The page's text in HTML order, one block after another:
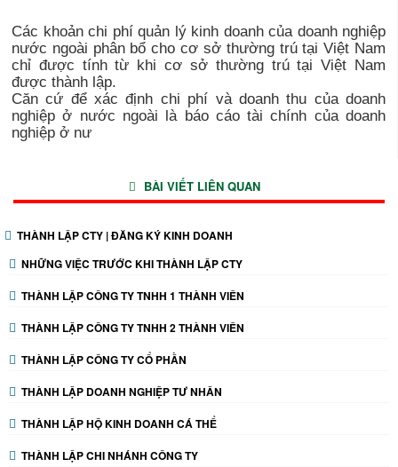
Các khoản chi phí quản lý kinh doanh của doanh nghiệp
nước ngoài phân bổ cho cơ sở thường trú tại Việt Nam
chỉ được tính từ khi cơ sở thường trú tại Việt Nam
được thành lập.
Căn cứ để xác định chi phí và doanh thu của doanh
nghiệp ở nước ngoài là báo cáo tài chính của doanh
nghiệp ở nư
BÀI VIẾT LIÊN QUAN
THÀNH LẬP CTY | ĐĂNG KÝ KINH DOANH
NHỮNG VIỆC TRƯỚC KHI THÀNH LẬP CTY
THÀNH LẬP CÔNG TY TNHH 1 THÀNH VIÊN
THÀNH LẬP CÔNG TY TNHH 2 THÀNH VIÊN
THÀNH LẬP CÔNG TY CỔ PHẦN
THÀNH LẬP DOANH NGHIỆP TƯ NHÂN
THÀNH LẬP HỘ KINH DOANH CÁ THỂ
THÀNH LẬP CHI NHÁNH CÔNG TY